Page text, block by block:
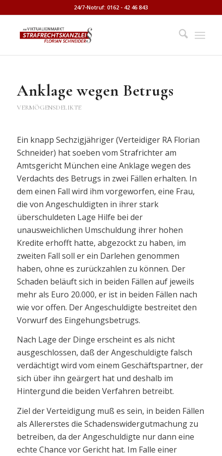
24/7-Notruf: 0162 - 42 46 843
Anklage wegen Betrugs
VERMÖGENSDELIKTE
Ein knapp Sechzigjähriger (Verteidiger RA Florian
Schneider) hat soeben vom Strafrichter am
Amtsgericht München eine Anklage wegen des
Verdachts des Betrugs in zwei Fällen erhalten. In
dem einen Fall wird ihm vorgeworfen, eine Frau,
die von Angeschuldigten in ihrer stark
überschuldeten Lage Hilfe bei der
unausweichlichen Umschuldung ihrer hohen
Kredite erhofft hatte, abgezockt zu haben, im
zweiten Fall soll er ein Darlehen genommen
haben, ohne es zurückzahlen zu können. Der
Schaden beläuft sich in beiden Fällen auf jeweils
mehr als Euro 20.000, er ist in beiden Fällen nach
wie vor offen. Der Angeschuldigte bestreitet den
Vorwurf des Eingehungsbetrugs.
Nach Lage der Dinge erscheint es als nicht
ausgeschlossen, daß der Angeschuldigte falsch
verdächtigt wird vom einem Geschäftspartner, der
sich über ihn geärgert hat und deshalb im
Hintergund die beiden Verfahren betreibt.
Ziel der Verteidigung muß es sein, in beiden Fällen
als Allererstes die Schadenswidergutmachung zu
betreiben, da der Angeschuldigte nur dann eine
echte Chance vor Gericht hat. Im Falle einer